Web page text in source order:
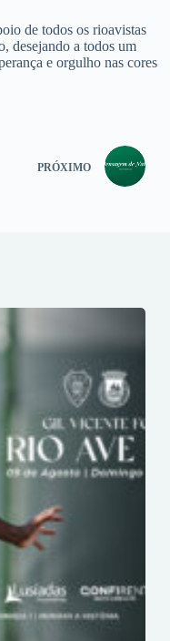
de todos os rioavistas
desejando a todos um
e orgulho nas cores
PRÓXIMO